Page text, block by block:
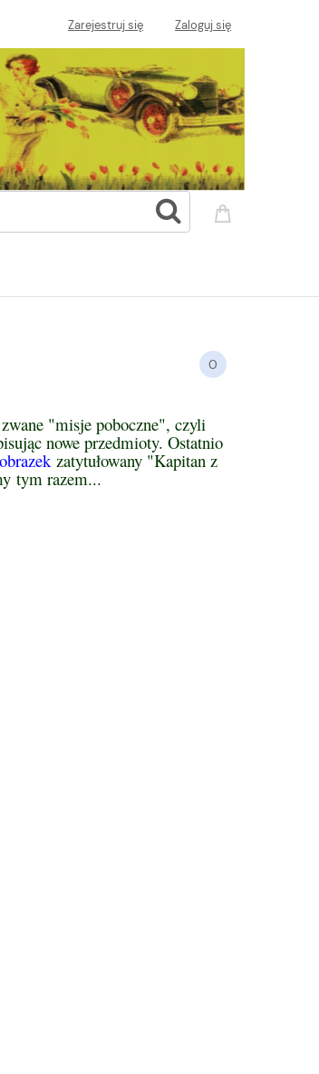
Zarejestruj się Zaloguj się
0
"misje poboczne", czyli
nowe przedmioty. Ostatnio
obrazekzatytułowany "Kapitan z
tym razem...